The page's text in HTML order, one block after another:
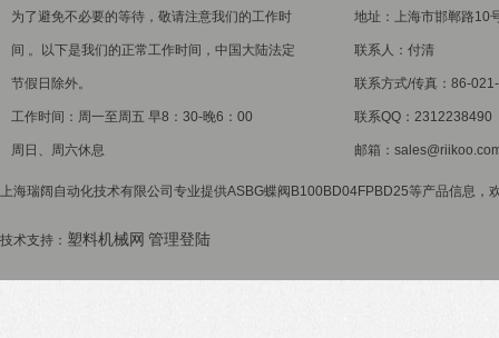
为了避免不必要的等待，敬请注意我们的工作时
间 。以下是我们的正常工作时间，中国大陆法定
节假日除外。
工作时间：周一至周五 早8：30-晚6：00
周日、周六休息
地址：上海市邯郸路10
联系人：付清
联系方式/传真：86-
联系QQ：2312238490
邮箱：
上海瑞阔自动化技术有限公司专业提供ASBG蝶阀B100BD04FPBD25等产品信息，
技术支持： 塑料机械网 管理登陆